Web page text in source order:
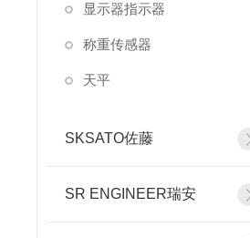
显示器指示器
称重传感器
天平
SKSATO佐藤
SR ENGINEER瑞安